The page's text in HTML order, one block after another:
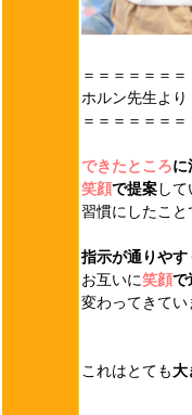
＝＝＝＝＝＝＝
ホルン先生より
＝＝＝＝＝＝＝
できたところに
笑顔で提案して
習慣にしたこと
指示が通りやす
お互いに笑顔で
変わってきてい
これはとても大